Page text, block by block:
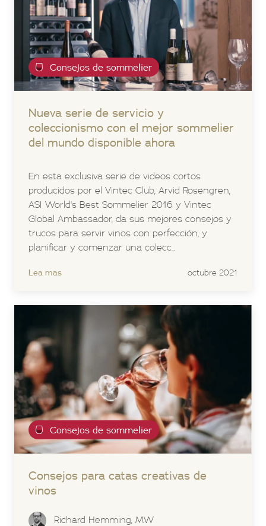
Consejos de sommelier
Nueva serie de servicio y
coleccionismo con el mejor sommelier
del mundo disponible ahora
En esta exclusiva serie de videos cortos
producidos por el Vintec Club, Arvid Rosengren,
ASI World's Best Sommelier 2016 y Vintec
Global Ambassador, da sus mejores consejos y
trucos para servir vinos con perfección, y
planificar y comenzar una colecc...
Lea mas octubre 2021
Consejos de sommelier
Consejos para catas creativas de
vinos
Richard Hemming, MW